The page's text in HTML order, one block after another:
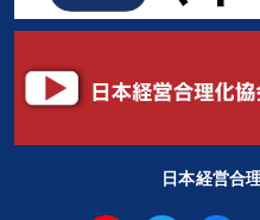
日本経営合